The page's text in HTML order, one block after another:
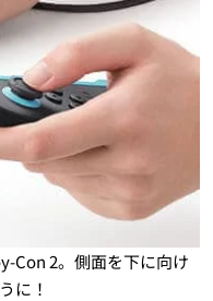
Con 2。側面を下に向け
に！